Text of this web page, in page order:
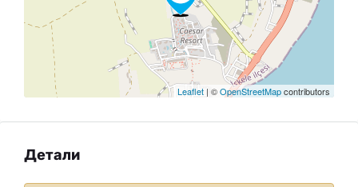
Leaflet | ©OpenStreetMapcontributors
Детали